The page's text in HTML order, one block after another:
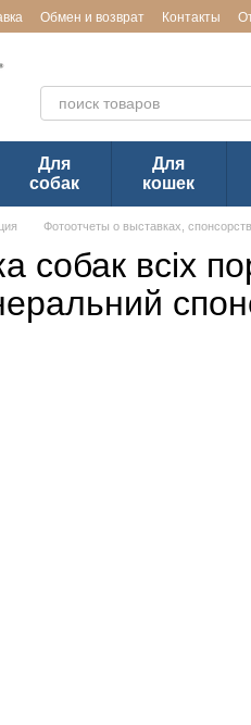
Обмен и возврат Контакты
Для
собак
Для
кошек
Фотоотчеты о выставках,
собак всіх